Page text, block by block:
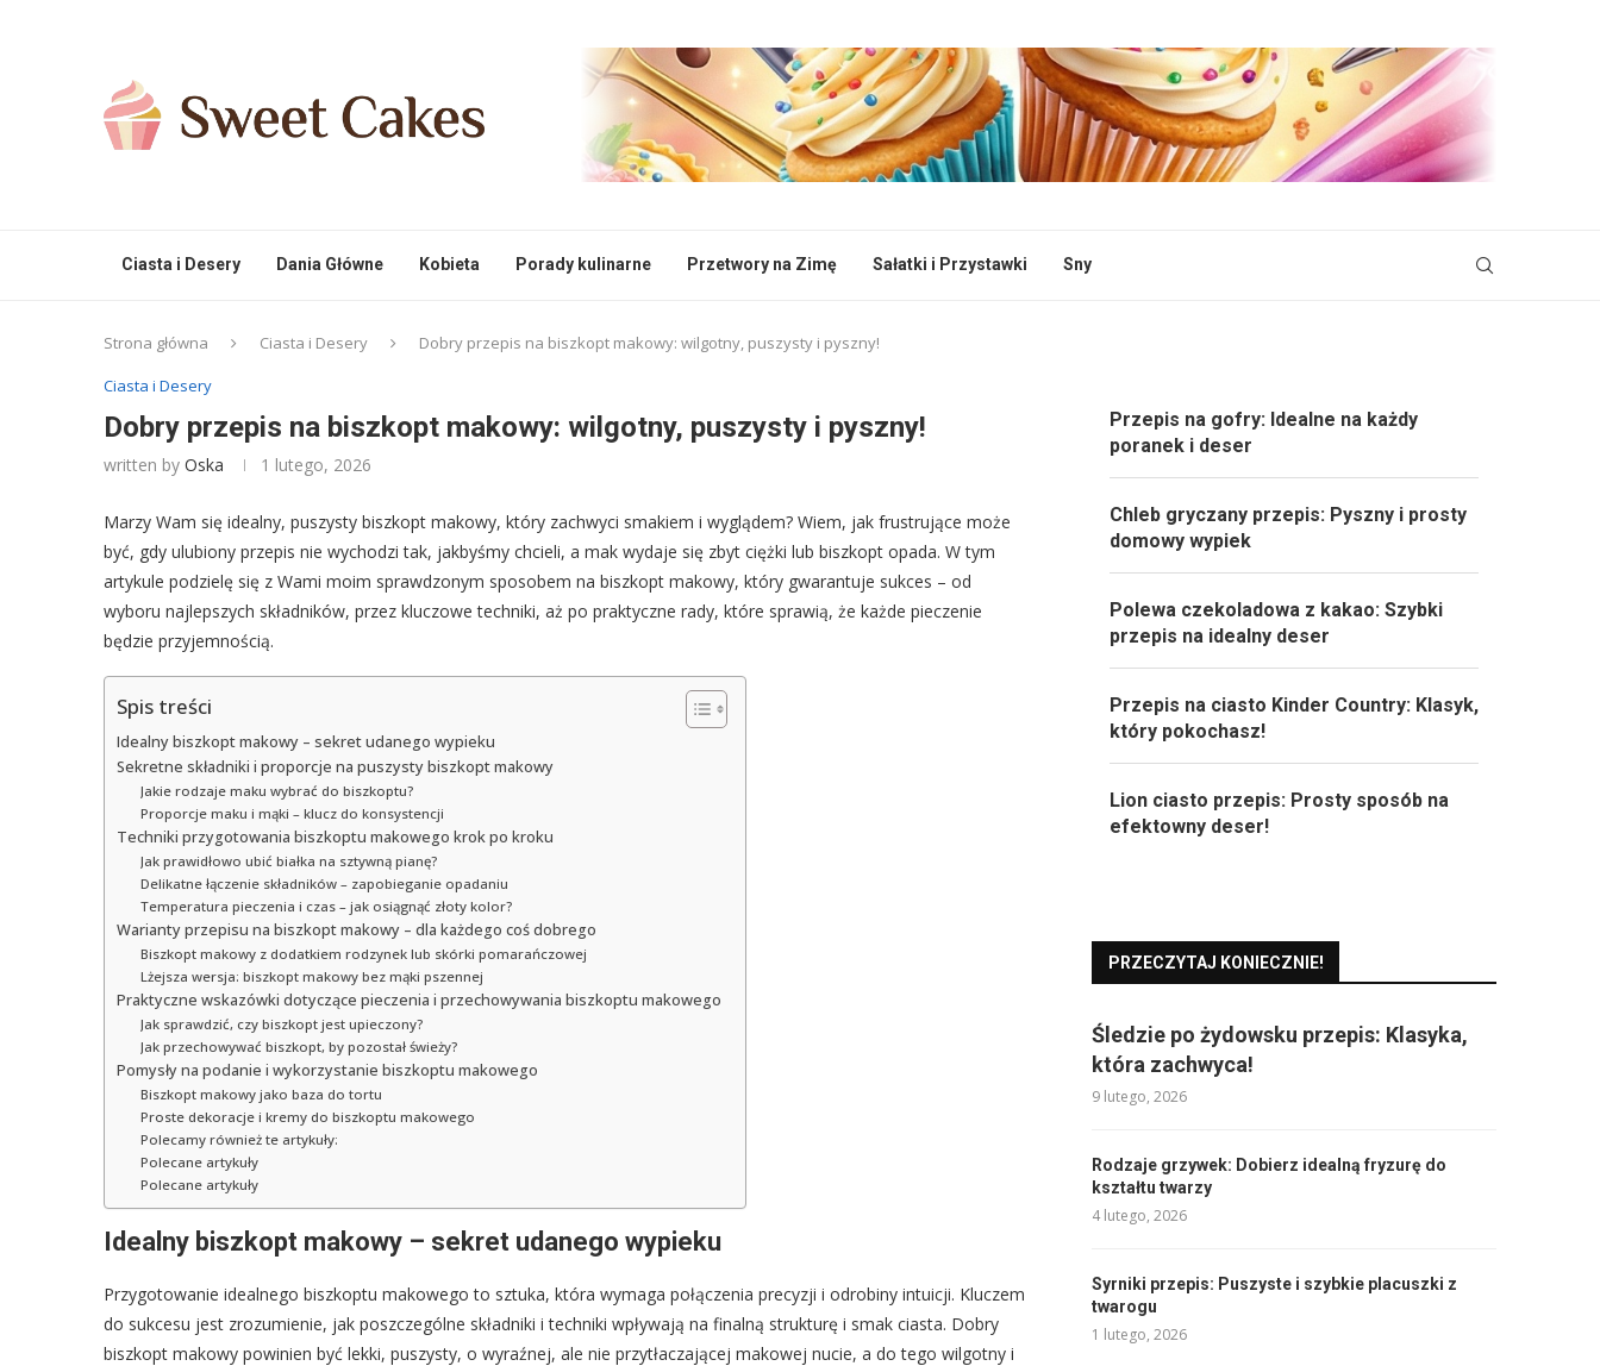
Ciasta i Desery Dania Główne Kobieta Porady kulinarne Przetwory na Zimę Sałatki i Przystawki Sny
Strona główna Ciasta i Desery
Dobry przepis na biszkopt makowy: wilgotny, puszysty i pyszny!
Ciasta i Desery
Dobry przepis na biszkopt makowy: wilgotny, puszysty i pyszny!
written by Oska 1 lutego, 2026
Marzy Wam się idealny, puszysty biszkopt makowy, który zachwyci smakiem i wyglądem? Wiem, jak frustrujące może
być, gdy ulubiony przepis nie wychodzi tak, jakbyśmy chcieli, a mak wydaje się zbyt ciężki lub biszkopt opada. W tym
artykule podzielę się z Wami moim sprawdzonym sposobem na biszkopt makowy, który gwarantuje sukces – od
wyboru najlepszych składników, przez kluczowe techniki, aż po praktyczne rady, które sprawią, że każde pieczenie
będzie przyjemnością.
Spis treści
Idealny biszkopt makowy – sekret udanego wypieku
Sekretne składniki i proporcje na puszysty biszkopt makowy
Jakie rodzaje maku wybrać do biszkoptu?
Proporcje maku i mąki – klucz do konsystencji
Techniki przygotowania biszkoptu makowego krok po kroku
Jak prawidłowo ubić białka na sztywną pianę?
Delikatne łączenie składników – zapobieganie opadaniu
Temperatura pieczenia i czas – jak osiągnąć złoty kolor?
Warianty przepisu na biszkopt makowy – dla każdego coś dobrego
Biszkopt makowy z dodatkiem rodzynek lub skórki pomarańczowej
Lżejsza wersja: biszkopt makowy bez mąki pszennej
Praktyczne wskazówki dotyczące pieczenia i przechowywania biszkoptu makowego
Jak sprawdzić, czy biszkopt jest upieczony?
Jak przechowywać biszkopt, by pozostał świeży?
Pomysły na podanie i wykorzystanie biszkoptu makowego
Biszkopt makowy jako baza do tortu
Proste dekoracje i kremy do biszkoptu makowego
Polecamy również te artykuły:
Polecane artykuły
Polecane artykuły
Idealny biszkopt makowy – sekret udanego wypieku
Przygotowanie idealnego biszkoptu makowego to sztuka, która wymaga połączenia precyzji i odrobiny intuicji. Kluczem
do sukcesu jest zrozumienie, jak poszczególne składniki i techniki wpływają na finalną strukturę i smak ciasta. Dobry
biszkopt makowy powinien być lekki, puszysty, o wyraźnej, ale nie przytłaczającej makowej nucie, a do tego wilgotny i
Przepis na gofry: Idealne na każdy
poranek i deser
Chleb gryczany przepis: Pyszny i prosty
domowy wypiek
Polewa czekoladowa z kakao: Szybki
przepis na idealny deser
Przepis na ciasto Kinder Country: Klasyk,
który pokochasz!
Lion ciasto przepis: Prosty sposób na
efektowny deser!
PRZECZYTAJ KONIECZNIE!
Śledzie po żydowsku przepis: Klasyka,
która zachwyca!
9 lutego, 2026
Rodzaje grzywek: Dobierz idealną fryzurę do
kształtu twarzy
4 lutego, 2026
Syrniki przepis: Puszyste i szybkie placuszki z
twarogu
1 lutego, 2026